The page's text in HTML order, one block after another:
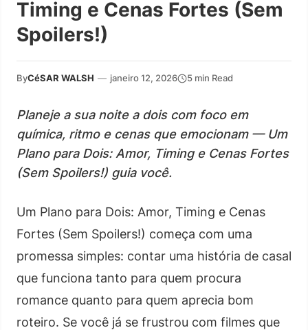
Timing e Cenas Fortes (Sem
Spoilers!)
ByCéSAR WALSH — janeiro 12, 2026 5 min Read
Planeje a sua noite a dois com foco em
química, ritmo e cenas que emocionam — Um
Plano para Dois: Amor, Timing e Cenas Fortes
(Sem Spoilers!) guia você.
Um Plano para Dois: Amor, Timing e Cenas
Fortes (Sem Spoilers!) começa com uma
promessa simples: contar uma história de casal
que funciona tanto para quem procura
romance quanto para quem aprecia bom
roteiro. Se você já se frustrou com filmes que